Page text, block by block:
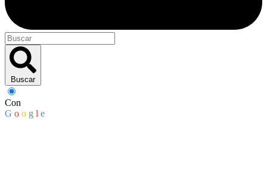
Buscar
Con
G o o g l e